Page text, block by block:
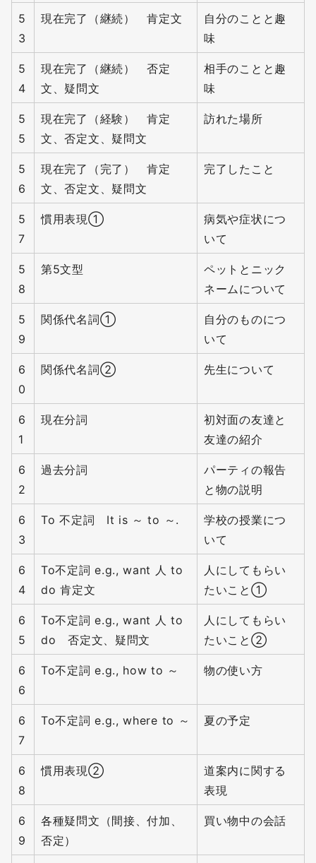
5
3
現在完了（継続） 肯定文
自分のことと趣
味
5
4
現在完了（継続） 否定
文、疑問文
相手のことと趣
味
5
5
現在完了（経験） 肯定
文、否定文、疑問文
訪れた場所
5
6
現在完了（完了） 肯定
文、否定文、疑問文
完了したこと
5
7
慣用表現①
病気や症状につ
いて
5
8
第5文型
ペットとニック
ネームについて
5
9
関係代名詞①
自分のものにつ
いて
6
0
関係代名詞② 先生について
6
1
現在分詞
初対面の友達と
友達の紹介
6
2
過去分詞
パーティの報告
と物の説明
6
3
To 不定詞 It is ～ to ～.
学校の授業につ
いて
6
4
To不定詞 e.g., want 人 to
do 肯定文
人にしてもらい
たいこと①
6
5
To不定詞 e.g., want 人 to
do 否定文、疑問文
人にしてもらい
たいこと②
6
6
To不定詞 e.g., how to ～ 物の使い方
6
7
To不定詞 e.g., where to ～ 夏の予定
6
8
慣用表現②
道案内に関する
表現
6
9
各種疑問文（間接、付加、
否定）
買い物中の会話